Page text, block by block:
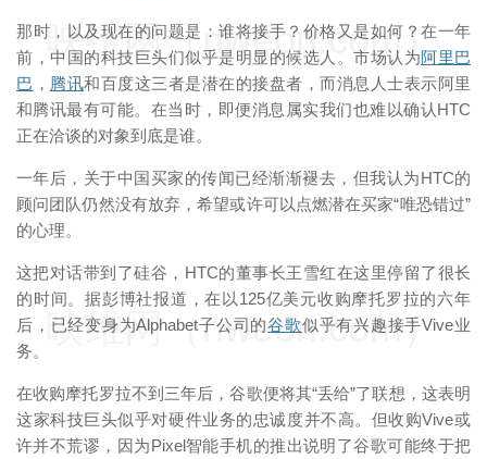
那时，以及现在的问题是：谁将接手？价格又是如何？在一年
前，中国的科技巨头们似乎是明显的候选人。市场认为阿里巴
巴 ， 腾讯和百度这三者是潜在的接盘者，而消息人士表示阿里
和腾讯最有可能。在当时，即便消息属实我们也难以确认HTC
正在洽谈的对象到底是谁。
一年后，关于中国买家的传闻已经渐渐褪去，但我认为HTC的
顾问团队仍然没有放弃，希望或许可以点燃潜在买家“唯恐错过”
的心理。
这把对话带到了硅谷，HTC的董事长王雪红在这里停留了很长
的时间。据彭博社报道，在以125亿美元收购摩托罗拉的六年
后，已经变身为Alphabet子公司的谷歌似乎有兴趣接手Vive业
务。
在收购摩托罗拉不到三年后，谷歌便将其“丢给”了联想，这表明
这家科技巨头似乎对硬件业务的忠诚度并不高。但收购Vive或
许并不荒谬，因为Pixel智能手机的推出说明了谷歌可能终于把
映维网（nweon.com）
映维网（nweon.com）